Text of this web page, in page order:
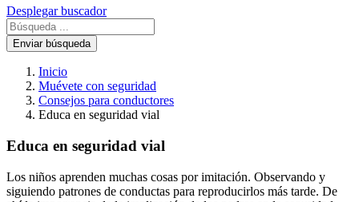
Desplegar buscador
Enviar búsqueda
Inicio
Muévete con seguridad
Consejos para conductores
Educa en seguridad vial
Educa en seguridad vial
Los niños aprenden muchas cosas por imitación. Observando y
siguiendo patrones de conductas para reproducirlos más tarde. De